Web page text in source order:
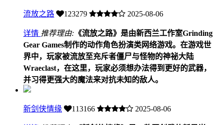
流放之路 123279 2025-08-06
详情 推荐理由: 《流放之路》是由新西兰工作室Grinding
Gear Games制作的动作角色扮演类网络游戏。在游戏世
界中，玩家被流放至充斥者僵尸与怪物的神祕大陆
Wraeclast，在这里，玩家必须想办法得到更好的武器，
并习得更强大的魔法来对抗未知的敌人。
新剑侠情缘 113166 2025-08-06